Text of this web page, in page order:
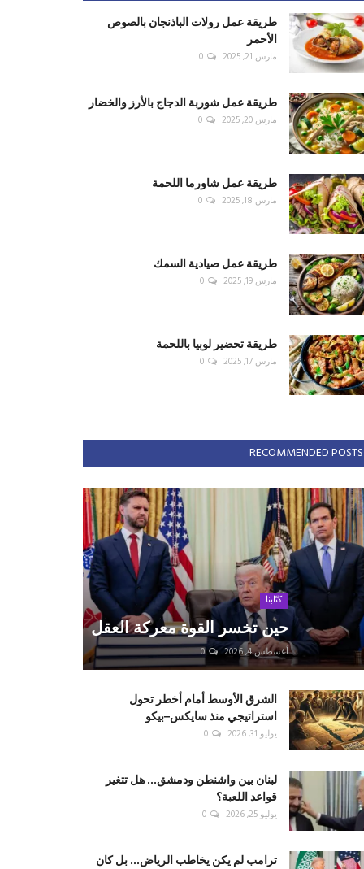
طريقة عمل رولات الباذنجان بالصوص
الأحمر
مارس 21, 2025 0
طريقة عمل شوربة الدجاج بالأرز والخضار
مارس 20, 2025 0
طريقة عمل شاورما اللحمة
مارس 18, 2025 0
طريقة عمل صيادية السمك
مارس 19, 2025 0
طريقة تحضير لوبيا باللحمة
مارس 17, 2025 0
RECOMMENDED POSTS
كتّابنا
حين تخسر القوة معركة العقل
أغسطس 4, 2026 0
الشرق الأوسط أمام أخطر تحول
استراتيجي منذ سايكس–بيكو
يوليو 31, 2026 0
لبنان بين واشنطن ودمشق... هل تتغير
قواعد اللعبة؟
يوليو 25, 2026 0
ترامب لم يكن يخاطب الرياض... بل كان